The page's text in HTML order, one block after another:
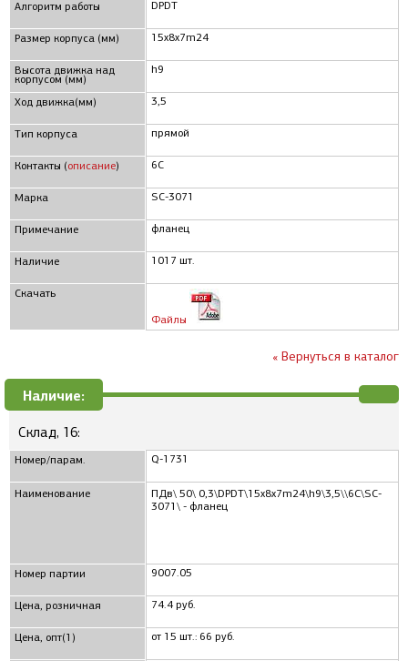
Алгоритм работы
Размер корпуса (мм)
Высота движка над
корпусом (мм)
Ход движка(мм)
Тип корпуса
Контакты (описание)
Марка
Примечание
Наличие
Скачать
DPDT
15x8x7m24
h9
3,5
прямой
6C
SC-3071
фланец
1017 шт.
Файлы
« Вернуться в каталог
Наличие:
Склад, 16:
Номер/парам.
Наименование
Номер партии
Цена, розничная
Цена, опт(1)
Q-1731
ПДв\ 50\ 0,3\DPDT\15x8x7m24\h9\3,5\\6C\SC-
3071\ - фланец
9007.05
74.4 руб.
от 15 шт.: 66 руб.